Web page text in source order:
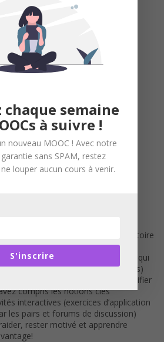
/ semaine
de suivi avec succès
d’expériences réalisées en laboratoire
»)
complémentaires pour ceux qui
certaines notions (annexes)
corrigés automatiquement pour vérifier
compris les notions clés
interactives (exercices d’application
les pairs et forums de discussion)
rester motivé et apprendre
chaque semaine
à suivre !
nouveau MOOC ! Avec notre
sans SPAM, restez
louper aucun cours à venir.
S'inscrire